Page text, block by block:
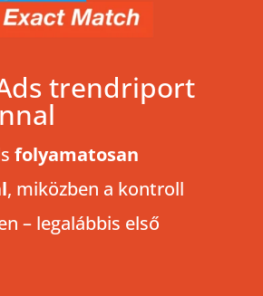
trendriport
folyamatosan
, miközben a kontroll
– legalábbis első